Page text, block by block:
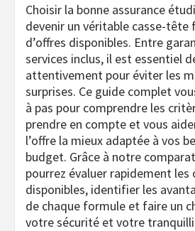
Choisir la bonne assurance
devenir un véritable casse-
d’offres disponibles. Entre
services inclus, il est essentiel
attentivement pour éviter les
surprises. Ce guide complet
à pas pour comprendre les
prendre en compte et vous
l’offre la mieux adaptée à vos
budget. Grâce à notre
pourrez évaluer rapidement les
disponibles, identifier les
de chaque formule et faire un
votre sécurité et votre